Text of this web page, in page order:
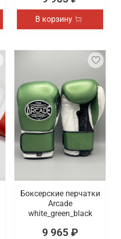
В корзину
Боксерские перчатки
Arcade
white_green_black
9 965 ₽